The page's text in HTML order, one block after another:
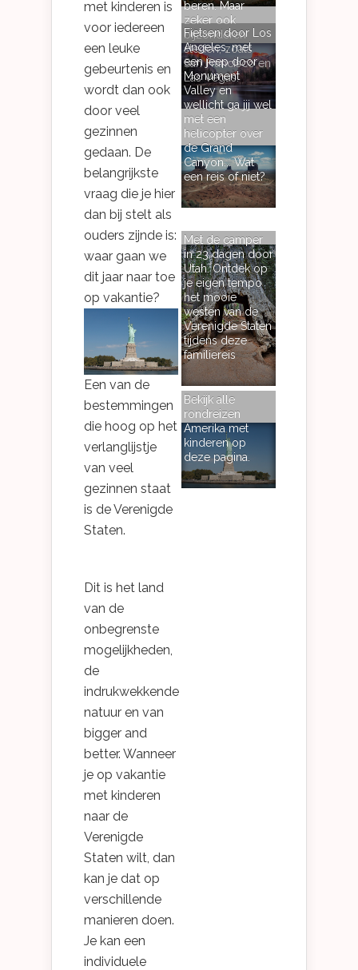
met kinderen is
voor iedereen
een leuke
gebeurtenis en
wordt dan ook
door veel
gezinnen
gedaan. De
belangrijkste
vraag die je hier
dan bij stelt als
ouders zijnde is:
waar gaan we
dit jaar naar toe
op vakantie?
Een van de
bestemmingen
die hoog op het
verlanglijstje
van veel
gezinnen staat
is de Verenigde
Staten.
Dit is het land
van de
onbegrenste
mogelijkheden,
de
indrukwekkende
natuur en van
bigger and
better. Wanneer
je op vakantie
met kinderen
naar de
Verenigde
Staten wilt, dan
kan je dat op
verschillende
manieren doen.
Je kan een
individuele
beren. Maar
zeker ook
bijzonderen
steden, zoals
San Francisco en
Las Vegas.
Fietsen door Los
Angeles, met
een jeep door
Monument
Valley en
wellicht ga jij wel
met een
helicopter over
de Grand
Canyon... Wat
een reis of niet?
Met de camper
in 23 dagen door
Utah. Ontdek op
je eigen tempo
het mooie
westen van de
Verenigde Staten
tijdens deze
familiereis
Bekijk alle
rondreizen
Amerika met
kinderen op
deze pagina.